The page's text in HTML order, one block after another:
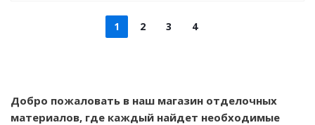
1 2 3 4
Добро пожаловать в наш магазин отделочных
материалов, где каждый найдет необходимые